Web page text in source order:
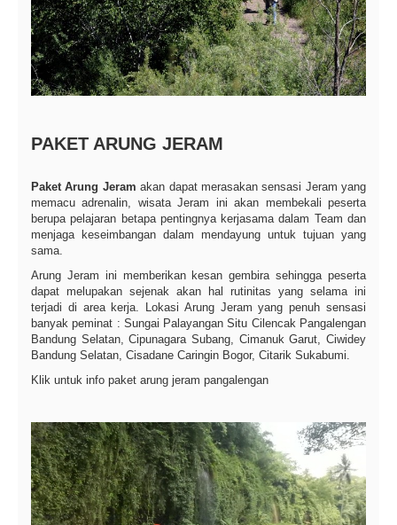
PAKET ARUNG JERAM
Paket Arung Jeram akan dapat merasakan sensasi Jeram yang
memacu adrenalin, wisata Jeram ini akan membekali peserta
berupa pelajaran betapa pentingnya kerjasama dalam Team dan
menjaga keseimbangan dalam mendayung untuk tujuan yang
sama.
Arung Jeram ini memberikan kesan gembira sehingga peserta
dapat melupakan sejenak akan hal rutinitas yang selama ini
terjadi di area kerja. Lokasi Arung Jeram yang penuh sensasi
banyak peminat : Sungai Palayangan Situ Cilencak Pangalengan
Bandung Selatan, Cipunagara Subang, Cimanuk Garut, Ciwidey
Bandung Selatan, Cisadane Caringin Bogor, Citarik Sukabumi.
Klik untuk info paket arung jeram pangalengan